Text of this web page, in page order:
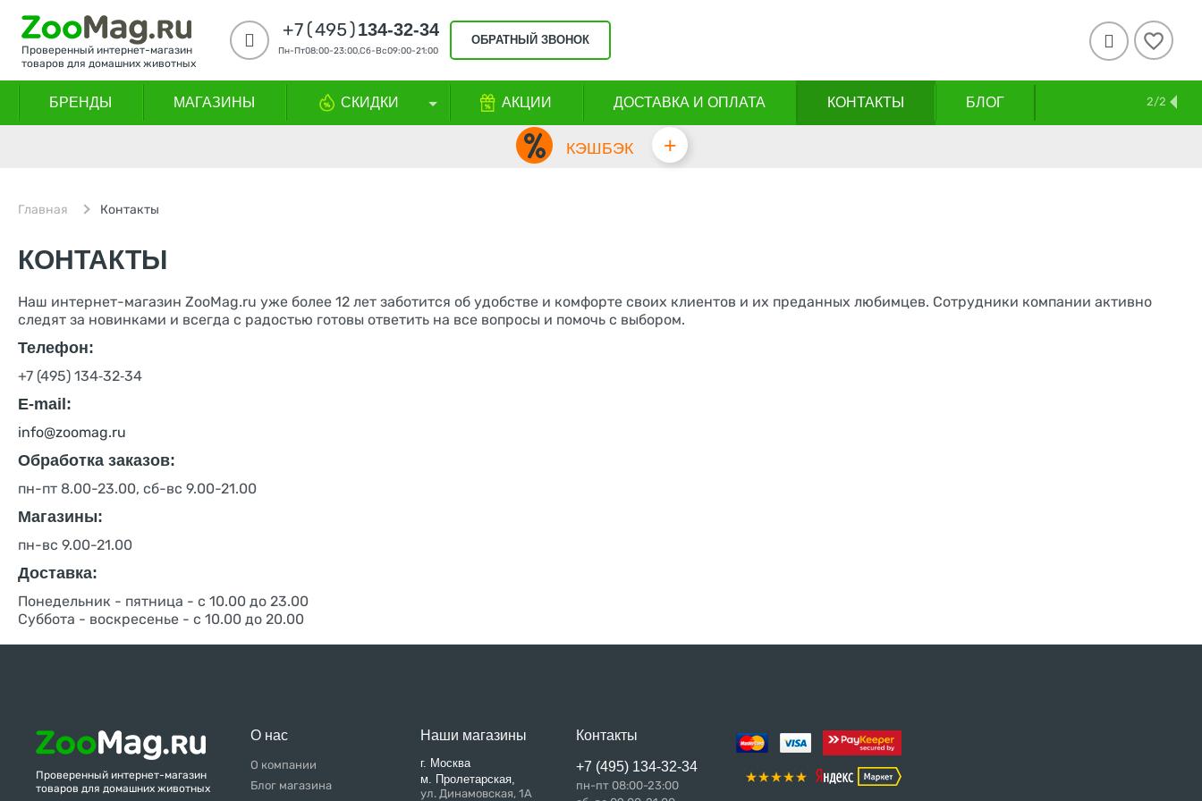
Проверенный интернет-магазин
товаров для домашних животных
+7(495)134-32-34
Пн-Пт08:00-23:00,Сб-Вс09:00-21:00
ОБРАТНЫЙ ЗВОНОК 
КОШКИ
СОБАКИ
И ЩЕНКИ
ПРОЧИЕ
БРЕНДЫ МАГАЗИНЫ СКИДКИ АКЦИИ ДОСТАВКА И ОПЛАТА КОНТАКТЫ БЛОГ 2/2
КЭШБЭК +
Главная Контакты
КОНТАКТЫ
Наш интернет-магазин ZooMag.ru уже более 12 лет заботится об удобстве и комфорте своих клиентов и их преданных любимцев. Сотрудники компании активно
следят за новинками и всегда с радостью готовы ответить на все вопросы и помочь с выбором.
Телефон:
+7 (495) 134‑32‑34
E-mail:
info@zoomag.ru
Обработка заказов:
пн-пт 8.00-23.00, сб-вс 9.00-21.00
Магазины:
пн-вс 9.00-21.00
Доставка:
Понедельник - пятница - с 10.00 до 23.00
Суббота - воскресенье - с 10.00 до 20.00
Проверенный интернет-магазин
товаров для домашних животных
О нас
О компании
Блог магазина
Наши магазины
г. Москва
м. Пролетарская,
ул. Динамовская, 1А
Контакты
+7 (495) 134-32-34
пн-пт 08:00-23:00